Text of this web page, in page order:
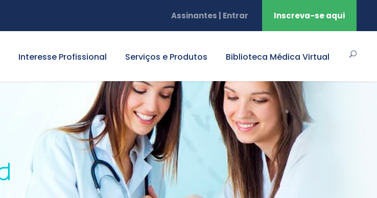
Assinantes | Entrar Inscreva-se aqui
Interesse Profissional Serviços e Produtos Biblioteca Médica Virtual